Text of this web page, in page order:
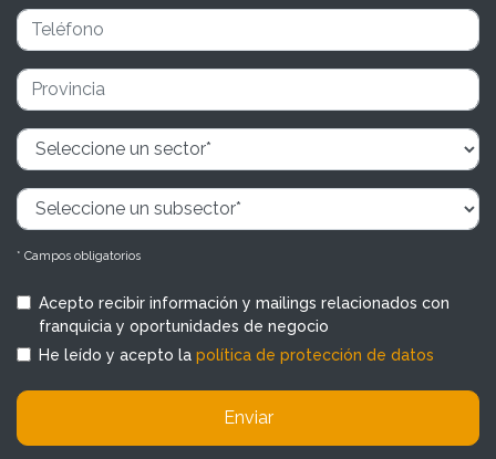
* Campos obligatorios
Acepto recibir información y mailings relacionados con
franquicia y oportunidades de negocio
He leído y acepto la política de protección de datos
Enviar